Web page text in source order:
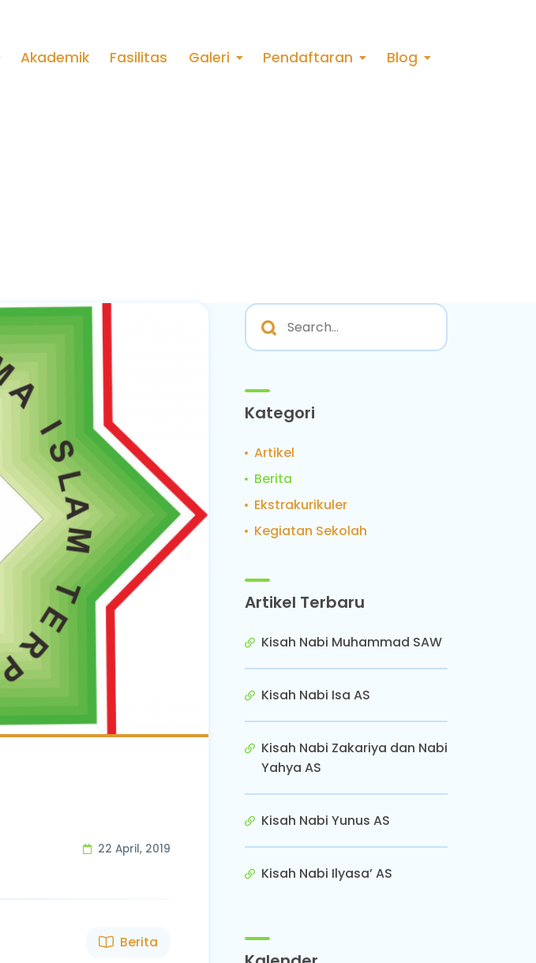
Akademik Fasilitas Galeri Pendaftaran Blog
22 April, 2019
Berita
Kategori
Artikel
Berita
Ekstrakurikuler
Kegiatan Sekolah
Artikel Terbaru
Kisah Nabi Muhammad SAW
Kisah Nabi Isa AS
Kisah Nabi Zakariya dan Nabi
Yahya AS
Kisah Nabi Yunus AS
Kisah Nabi Ilyasa’ AS